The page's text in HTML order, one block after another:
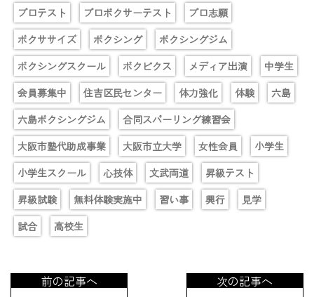
プロテスト プロボクサーテスト
プロ志願
ボクササイズ
ボクシング
ボクシングジム
ボクシングスクール
ボクビクス メディア出演
中学生
会員募集中
住吉区民センター 体力強化 体験
六島
六島ボクシングジム
合同スパーリング練習会
大阪市塾代助成事業
大阪市立大学 女性会員
小学生
小学生スクール
心技体 文武両道
昇級テスト
昇級試験
無料体験実施中 習い事 興行
見学
試合
高校生
前の記事へ
次の記事へ